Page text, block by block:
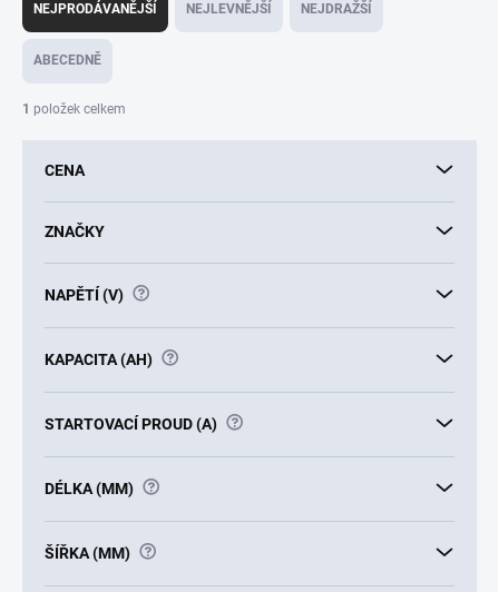
z
í
NEJPRODÁVANĚJŠÍ NEJLEVNĚJŠÍ NEJDRAŽŠÍ
ABECEDNĚ
1 položek celkem
CENA
ZNAČKY
NAPĚTÍ (V) ?
KAPACITA (AH) ?
STARTOVACÍ PROUD (A) ?
DÉLKA (MM) ?
ŠÍŘKA (MM) ?